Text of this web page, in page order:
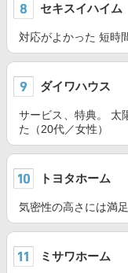
セキスイハイム
対応がよかった 短時
ダイワハウス
サービス、特典。 太
た（20代／女性）
トヨタホーム
気密性の高さには満
ミサワホーム